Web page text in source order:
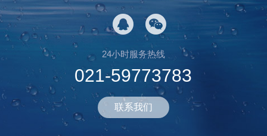
24小时服务热线
021-59773783
联系我们